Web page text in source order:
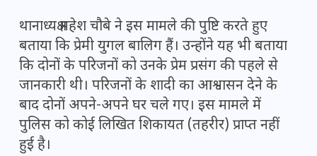
थानाध्यक्ष महेश चौबे ने इस मामले की पुष्टि करते हुए
बताया कि प्रेमी युगल बालिग हैं। उन्होंने यह भी बताया
कि दोनों के परिजनों को उनके प्रेम प्रसंग की पहले से
जानकारी थी। परिजनों के शादी का आश्वासन देने के
बाद दोनों अपने-अपने घर चले गए। इस मामले में
पुलिस को कोई लिखित शिकायत (तहरीर) प्राप्त नहीं
हुई है।